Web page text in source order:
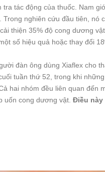
tác động của thuốc. Nam
nghiên cứu đầu tiên, nó
thiện 35% độ cong dương
số hiệu quả hoặc thay đổi
đàn ông dùng Xiaflex cho
tuần thứ 52, trong khi
hai nhóm đều liên quan đến
uốn cong dương vật. Điều này